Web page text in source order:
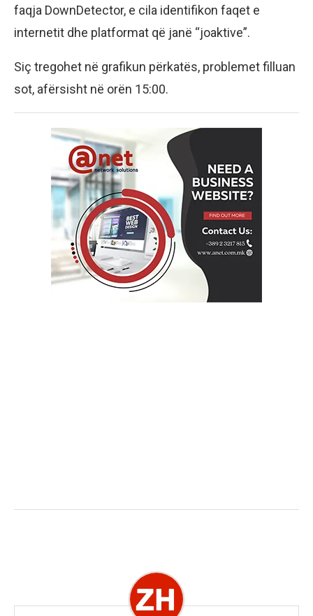
faqja DownDetector, e cila identifikon faqet e
internetit dhe platformat që janë “joaktive”.
Siç tregohet në grafikun përkatës, problemet filluan
sot, afërsisht në orën 15:00.